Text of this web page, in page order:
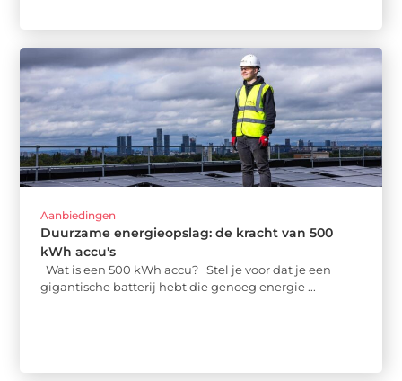
Aanbiedingen
Duurzame energieopslag: de kracht van 500
kWh accu's
Wat is een 500 kWh accu? Stel je voor dat je een
gigantische batterij hebt die genoeg energie ...